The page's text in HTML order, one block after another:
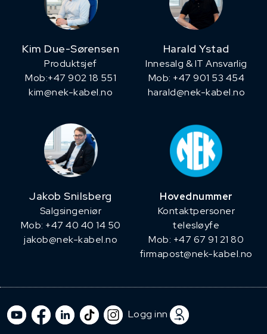
Kim Due-Sørensen
Produktsjef
​Mob:+47 902 18 551
kim@nek-kabel.no
Harald Ystad
Innesalg & IT Ansvarlig
Mob: +47 901 53 454
harald@nek-kabel.no
Jakob Snilsberg
​Salgsingeniør
Mob: +47 40 40 14 50
jakob@nek-kabel.no
Hovednummer
Kontaktpersoner
telesløyfe
Mob: +47 67 91 21 80
firmapost@nek-kabel.no
Logg inn